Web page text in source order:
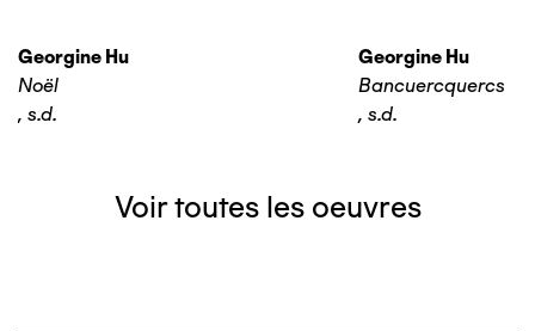
Georgine Hu
Noël
, s.d.
Georgine Hu
Bancuercquercs
, s.d.
Voir toutes les oeuvres